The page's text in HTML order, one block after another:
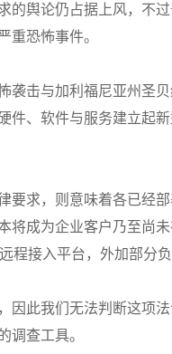
的舆论仍占据上风，不
重恐怖事件。
袭击与加利福尼亚州圣
件、软件与服务建立起
要求，则意味着各已经
将成为企业客户乃至尚
程接入平台，外加部分
因此我们无法判断这项
调查工具。